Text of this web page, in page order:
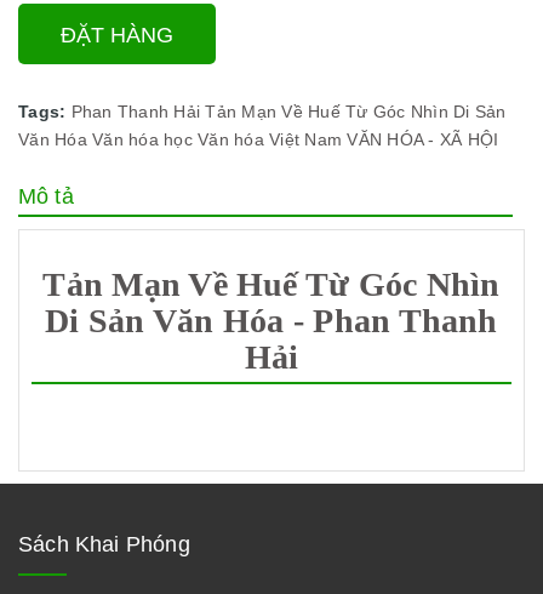
ĐẶT HÀNG
Tags: Phan Thanh Hải Tản Mạn Về Huế Từ Góc Nhìn Di Sản
Văn Hóa Văn hóa học Văn hóa Việt Nam VĂN HÓA - XÃ HỘI
Mô tả
Tản Mạn Về Huế Từ Góc Nhìn
Di Sản Văn Hóa - Phan Thanh
Hải
Sách Khai Phóng